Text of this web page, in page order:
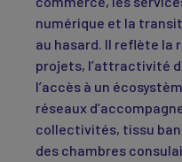
numérique et la
au hasard. Il reflète la
projets, l’attractivité
l’accès à un
réseaux
collectivités, tissu
des chambres